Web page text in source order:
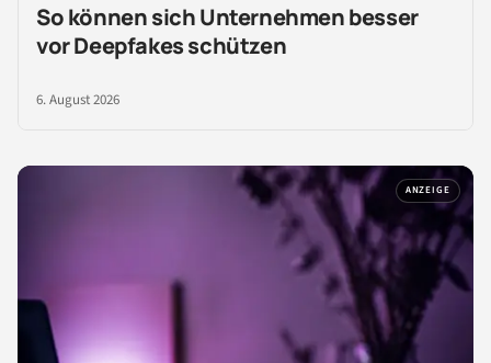
So können sich Unternehmen besser
vor Deepfakes schützen
6. August 2026
ANZEIGE